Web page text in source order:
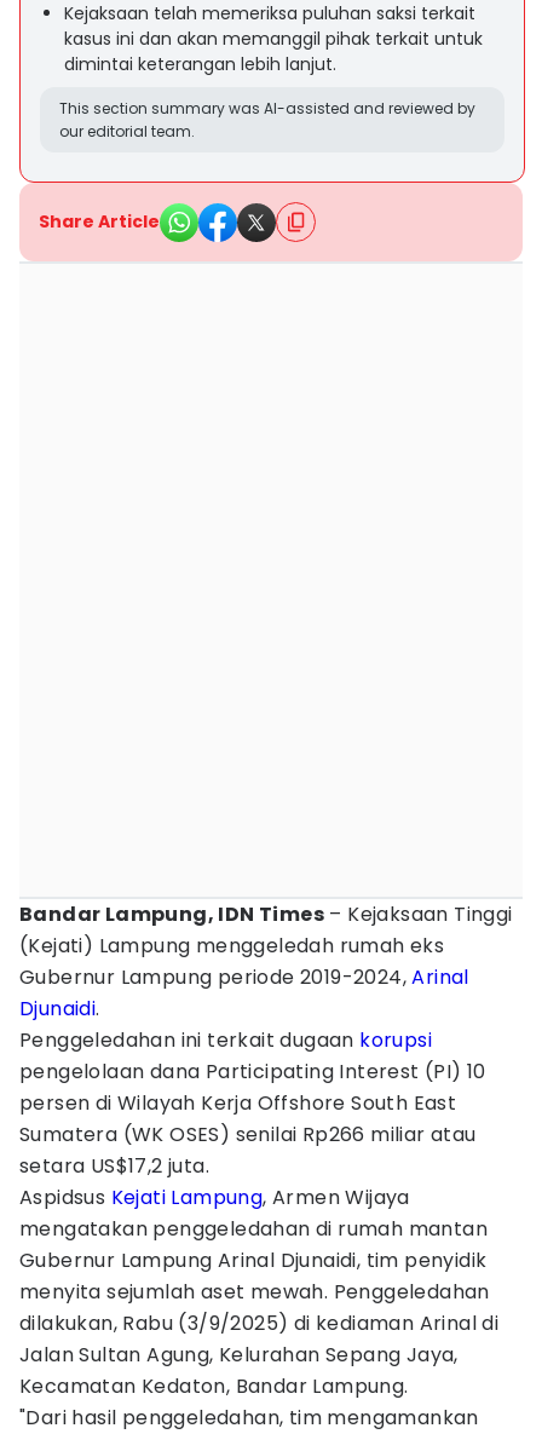
Kejaksaan telah memeriksa puluhan saksi terkait
kasus ini dan akan memanggil pihak terkait untuk
dimintai keterangan lebih lanjut.
This section summary was AI-assisted and reviewed by
our editorial team.
Share Article
Bandar Lampung, IDN Times – Kejaksaan Tinggi
(Kejati) Lampung menggeledah rumah eks
Gubernur Lampung periode 2019-2024,Arinal
Djunaidi.
Penggeledahan ini terkait dugaan korupsi
pengelolaan dana Participating Interest (PI) 10
persen di Wilayah Kerja Offshore South East
Sumatera (WK OSES) senilai Rp266 miliar atau
setara US$17,2 juta.
Aspidsus Kejati Lampung, Armen Wijaya
mengatakan penggeledahan di rumah mantan
Gubernur Lampung Arinal Djunaidi, tim penyidik
menyita sejumlah aset mewah. Penggeledahan
dilakukan, Rabu (3/9/2025) di kediaman Arinal di
Jalan Sultan Agung, Kelurahan Sepang Jaya,
Kecamatan Kedaton, Bandar Lampung.
"Dari hasil penggeledahan, tim mengamankan